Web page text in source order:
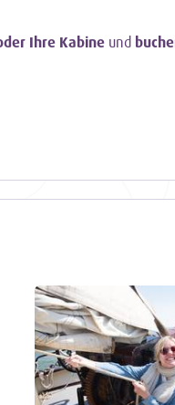
Ihre Kabine und